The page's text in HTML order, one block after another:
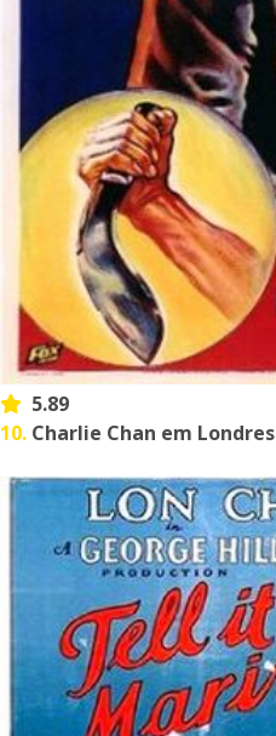
5.89
10. Charlie Chan em Londres